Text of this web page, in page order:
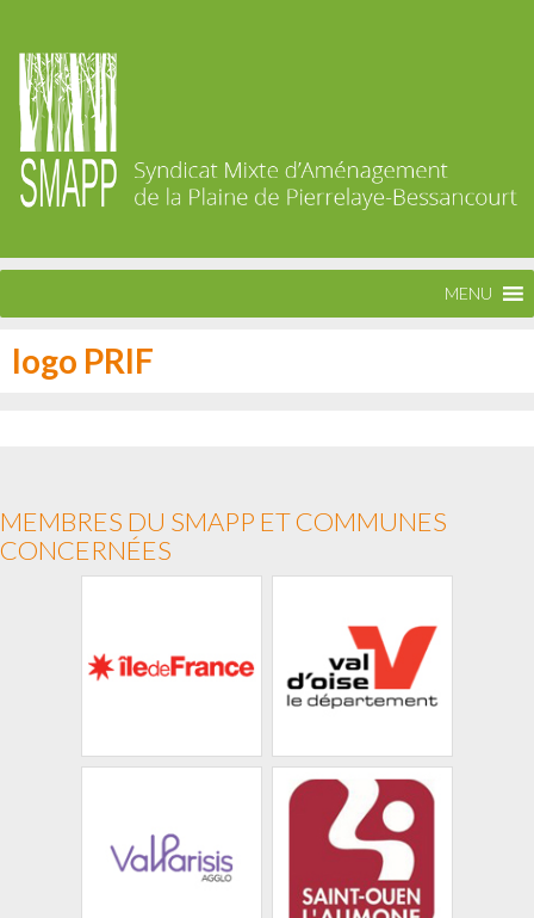
MENU
logo PRIF
MEMBRES DU SMAPP ET COMMUNES
CONCERNÉES